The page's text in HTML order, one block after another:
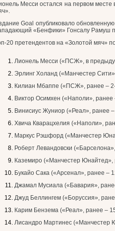
Месси остался на первом месте
Goal опубликовало
«Бенфики» Гонсалу Рамуш
20 претендентов на «Золотой мяч»
Лионель Месси («ПСЖ», в
Эрлинг Холанд («Манчестер
Килиан Мбаппе («ПСЖ», ранее –
Виктор Осимхен («Наполи», ранее
Винисиус Жуниор («Реал», ранее
Хвича Кварацхелия («Наполи»,
Маркус Рэшфорд («Манчестер
Роберт Левандовски
Каземиро («Манчестер Юнайтед»,
Букайо Сака («Арсенал», ранее –
Джамал Мусиала («Бавария»,
Джуд Беллингем («Боруссия»,
Карим Бензема («Реал», ранее –
Лисандро Мартинес («Манчестер